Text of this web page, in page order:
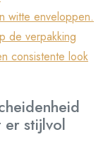
witte enveloppen.
de verpakking
consistente look
er stijlvol